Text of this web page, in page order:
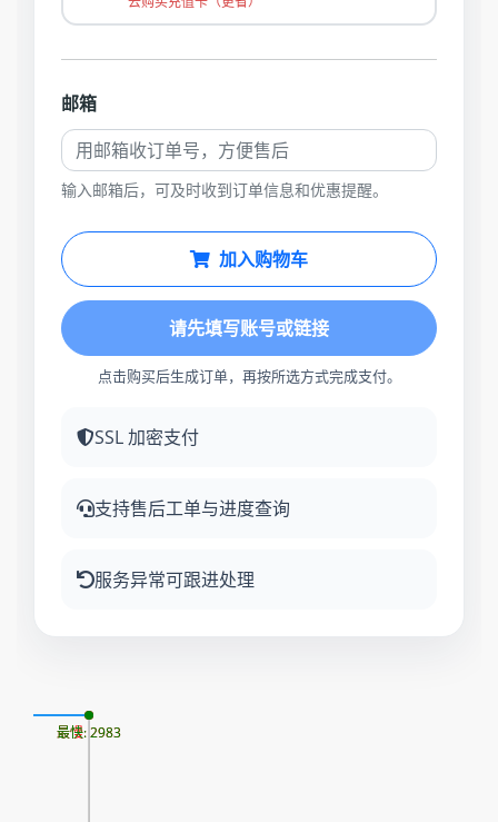
邮箱
输入邮箱后，可及时收到订单信息和优惠提醒。
加入购物车
请先填写账号或链接
点击购买后生成订单，再按所选方式完成支付。
SSL 加密支付
支持售后工单与进度查询
服务异常可跟进处理
最慢: 2983
最快: 2983